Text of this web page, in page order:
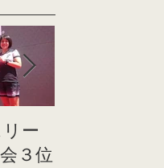
ー
３位